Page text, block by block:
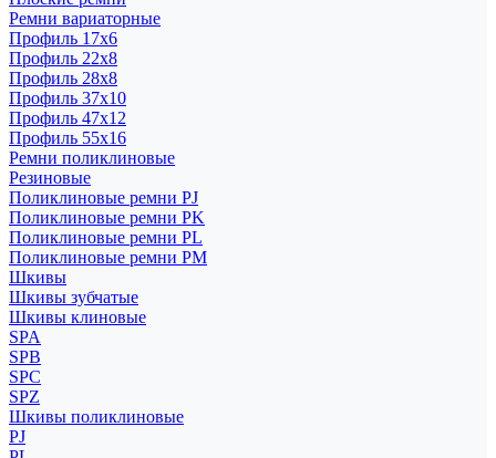
Ремни вариаторные
Профиль 17x6
Профиль 22x8
Профиль 28x8
Профиль 37x10
Профиль 47x12
Профиль 55x16
Ремни поликлиновые
Резиновые
Поликлиновые ремни PJ
Поликлиновые ремни PK
Поликлиновые ремни PL
Поликлиновые ремни PM
Шкивы
Шкивы зубчатые
Шкивы клиновые
SPA
SPB
SPC
SPZ
Шкивы поликлиновые
PJ